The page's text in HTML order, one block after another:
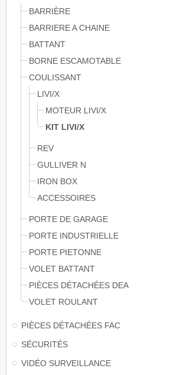
BARRIÈRE
BARRIERE A CHAINE
BATTANT
BORNE ESCAMOTABLE
COULISSANT
LIVI/X
MOTEUR LIVI/X
KIT LIVI/X
REV
GULLIVER N
IRON BOX
ACCESSOIRES
PORTE DE GARAGE
PORTE INDUSTRIELLE
PORTE PIETONNE
VOLET BATTANT
PIÈCES DÉTACHÉES DEA
VOLET ROULANT
PIÈCES DÉTACHÉES FAC
SÉCURITÉS
VIDÉO SURVEILLANCE